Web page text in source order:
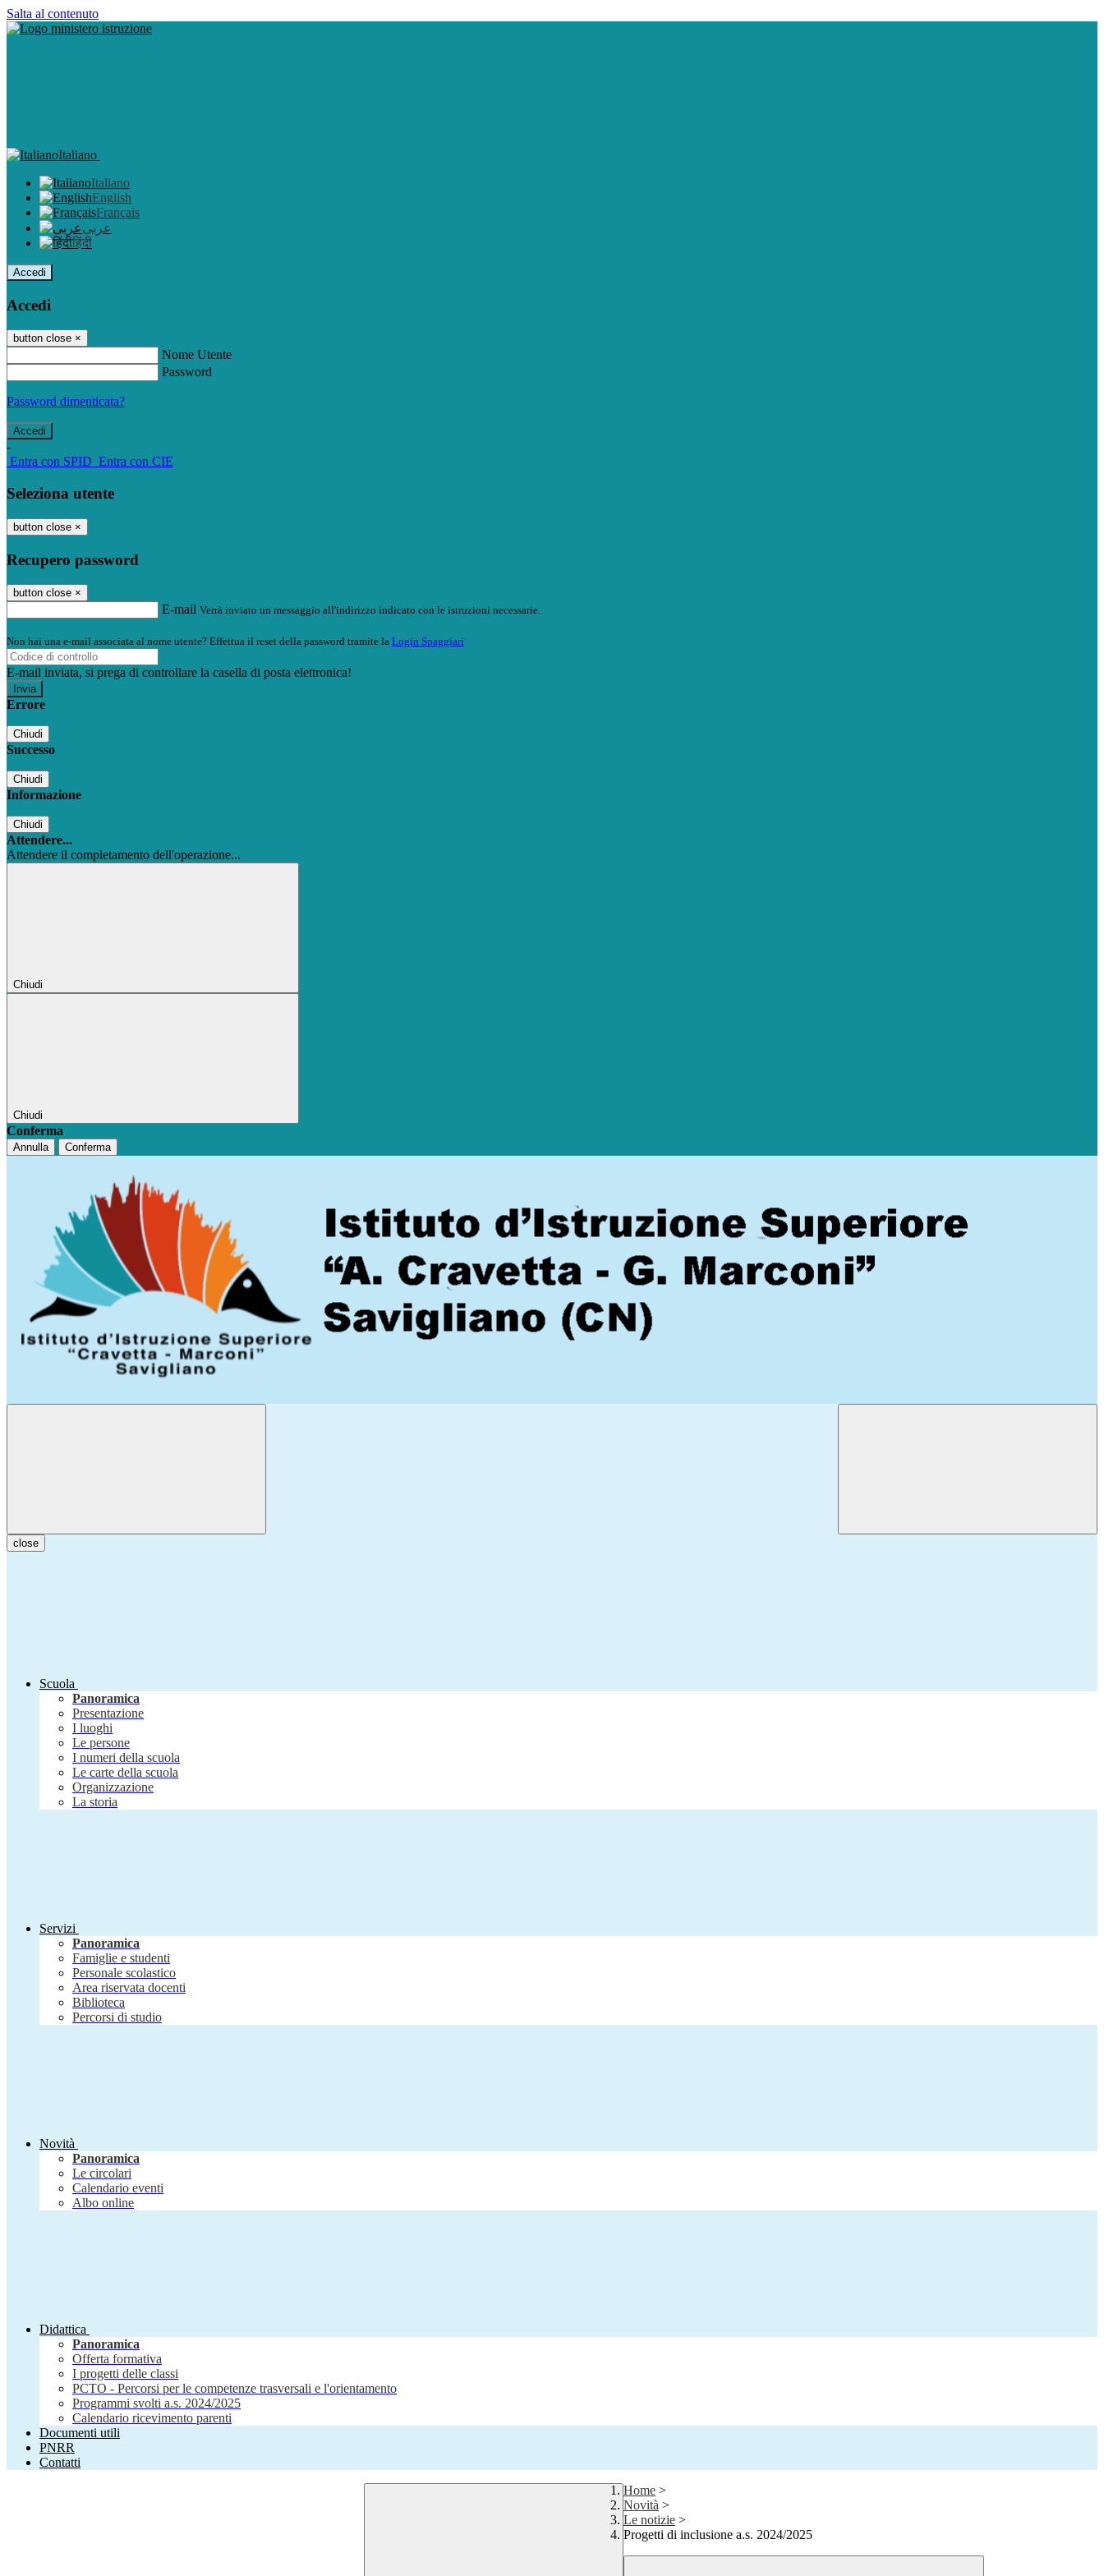
Salta al contenuto
Italiano
Italiano
English
Français
عربى
हिंदी
Accedi
Accedi
button close ×
Nome Utente
Password
Password dimenticata?
-
Entra con SPID Entra con CIE
Seleziona utente
button close ×
Recupero password
button close ×
E-mail Verrà inviato un messaggio all'indirizzo indicato con le istruzioni necessarie.
Non hai una e-mail associata al nome utente? Effettua il reset della password tramite la Login Spaggiari
E-mail inviata, si prega di controllare la casella di posta elettronica!
Errore
Chiudi
Successo
Chiudi
Informazione
Chiudi
Attendere...
Attendere il completamento dell'operazione...
Chiudi
Chiudi
Conferma
Annulla Conferma
close
Scuola
Panoramica
Presentazione
I luoghi
Le persone
I numeri della scuola
Le carte della scuola
Organizzazione
La storia
Servizi
Panoramica
Famiglie e studenti
Personale scolastico
Area riservata docenti
Biblioteca
Percorsi di studio
Novità
Panoramica
Le circolari
Calendario eventi
Albo online
Didattica
Panoramica
Offerta formativa
I progetti delle classi
PCTO - Percorsi per le competenze trasversali e l'orientamento
Programmi svolti a.s. 2024/2025
Calendario ricevimento parenti
Documenti utili
PNRR
Contatti
Home >
Novità >
Le notizie >
Progetti di inclusione a.s. 2024/2025